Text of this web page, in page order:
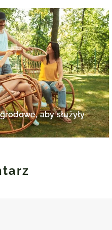
aby służyły